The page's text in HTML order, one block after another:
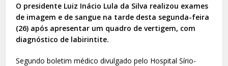
O presidente Luiz Inácio Lula da Silva realizou exames
de imagem e de sangue na tarde desta segunda-feira
(26) após apresentar um quadro de vertigem, com
diagnóstico de labirintite.
Segundo boletim médico divulgado pelo Hospital Sírio-